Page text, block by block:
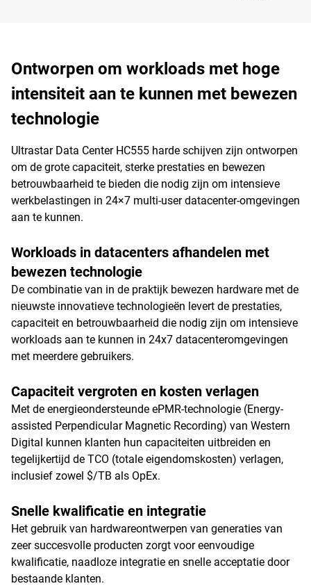
Ontworpen om workloads met hoge
intensiteit aan te kunnen met bewezen
technologie
Ultrastar Data Center HC555 harde schijven zijn ontworpen
om de grote capaciteit, sterke prestaties en bewezen
betrouwbaarheid te bieden die nodig zijn om intensieve
werkbelastingen in 24×7 multi-user datacenter-omgevingen
aan te kunnen.
Workloads in datacenters afhandelen met
bewezen technologie
De combinatie van in de praktijk bewezen hardware met de
nieuwste innovatieve technologieën levert de prestaties,
capaciteit en betrouwbaarheid die nodig zijn om intensieve
workloads aan te kunnen in 24x7 datacenteromgevingen
met meerdere gebruikers.
Capaciteit vergroten en kosten verlagen
Met de energieondersteunde ePMR-technologie (Energy-
assisted Perpendicular Magnetic Recording) van Western
Digital kunnen klanten hun capaciteiten uitbreiden en
tegelijkertijd de TCO (totale eigendomskosten) verlagen,
inclusief zowel $/TB als OpEx.
Snelle kwalificatie en integratie
Het gebruik van hardwareontwerpen van generaties van
zeer succesvolle producten zorgt voor eenvoudige
kwalificatie, naadloze integratie en snelle acceptatie door
bestaande klanten.